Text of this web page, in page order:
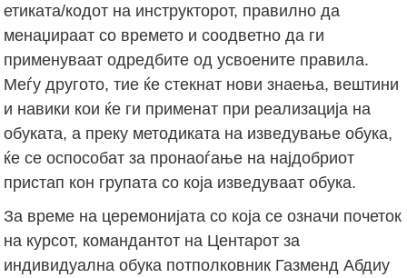
етиката/кодот на инструкторот, правилно да
менаџираат со времето и соодветно да ги
применуваат одредбите од усвоените правила.
Меѓу другото, тие ќе стекнат нови знаења, вештини
и навики кои ќе ги применат при реализација на
обуката, а преку методиката на изведување обука,
ќе се оспособат за пронаоѓање на најдобриот
пристап кон групата со која изведуваат обука.
За време на церемонијата со која се означи почеток
на курсот, командантот на Центарот за
индивидуална обука потполковник Газменд Абдиу